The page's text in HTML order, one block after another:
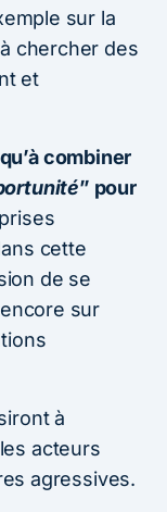
sur la
chercher des
et
combiner
” pour
cette
de se
sur
à
acteurs
agressives.